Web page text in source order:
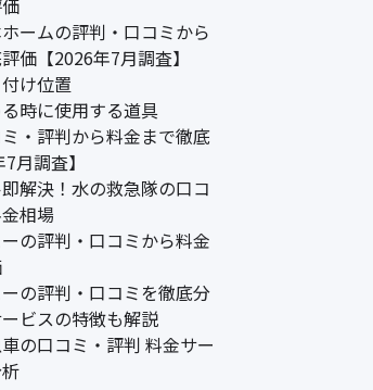
ームの評判・口コミから
価【2026年7月調査】
け位置
時に使用する道具
・評判から料金まで徹底
月調査】
解決！水の救急隊の口コ
相場
の評判・口コミから料金
の評判・口コミを徹底分
ビスの特徴も解説
の口コミ・評判 料金サー